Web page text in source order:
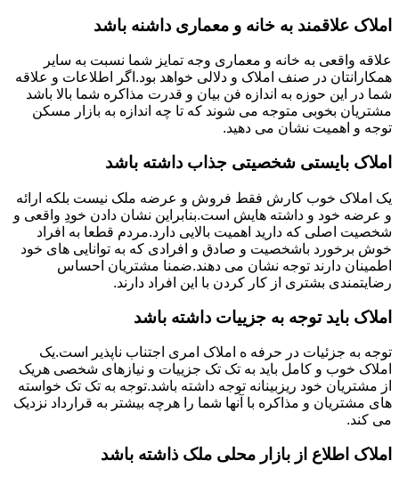
املاک علاقمند به خانه و معماری داشنه باشد
علاقه واقعی به خانه و معماری وجه تمایز شما نسبت به سایر
همکارانتان در صنف املاک و دلالی خواهد بود.اگر اطلاعات و علاقه
شما در این حوزه به اندازه فن بیان و قدرت مذاکره شما بالا باشد
مشتریان بخوبی متوجه می شوند که تا چه اندازه به بازار مسکن
توجه و اهمیت نشان می دهید.
املاک بایستی شخصیتی جذاب داشته باشد
یک املاک خوب کارش فقط فروش و عرضه ملک نیست بلکه ارائه
و عرضه خود و داشته هایش است.بنابراین نشان دادن خودِ واقعی و
شخصیت اصلی که دارید اهمیت بالایی دارد.مردم قطعا به افراد
خوش برخورد باشخصیت و صادق و افرادی که به توانایی های خود
اطمینان دارند توجه نشان می دهند.ضمنا مشتریان احساس
رضایتمندی بشتری از کار کردن با این افراد دارند.
املاک باید توجه به جزییات داشته باشد
توجه به جزئیات در حرفه ه املاک امری اجتناب ناپذیر است.یک
املاک خوب و کامل باید به تک تک جزییات و نیازهای شخصی هریک
از مشتریان خود ریزبینانه توجه داشته باشد.توجه به تک تک خواسته
های مشتریان و مذاکره با آنها شما را هرچه بیشتر به قرارداد نزدیک
می کند.
املاک اطلاع از بازار محلی ملک ذاشته باشد